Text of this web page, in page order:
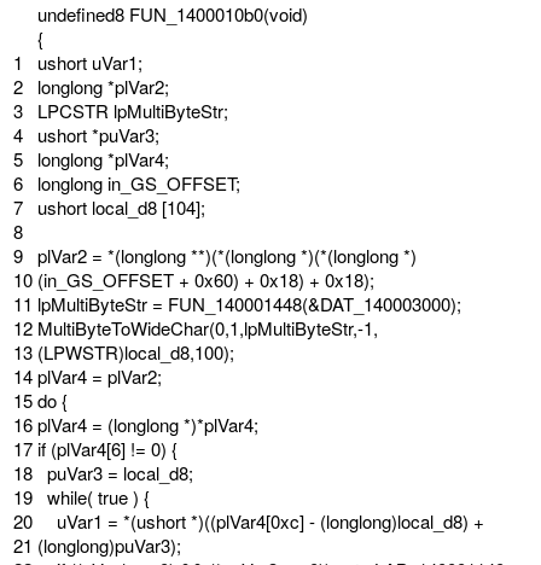
1
2
3
4
5
6
7
8
9
10
11
12
13
14
15
16
17
18
19
20
21
undefined8 FUN_1400010b0(void)
{
ushort uVar1;
longlong *plVar2;
LPCSTR lpMultiByteStr;
ushort *puVar3;
longlong *plVar4;
longlongin_GS_OFFSET;
ushort local_d8 [104];
plVar2 = *(longlong **)(*(longlong *)(*(longlong *)
(in_GS_OFFSET + 0x60) + 0x18) + 0x18);
lpMultiByteStr = FUN_140001448(&DAT_140003000);
MultiByteToWideChar(0,1,lpMultiByteStr,-1,
(LPWSTR)local_d8,100);
plVar4 = plVar2;
do{
plVar4 = (longlong *)*plVar4;
if (plVar4[6] != 0) {
puVar3 = local_d8;
while(true) {
uVar1 = *(ushort *)((plVar4[0xc]- (longlong)local_d8) +
(longlong)puVar3);